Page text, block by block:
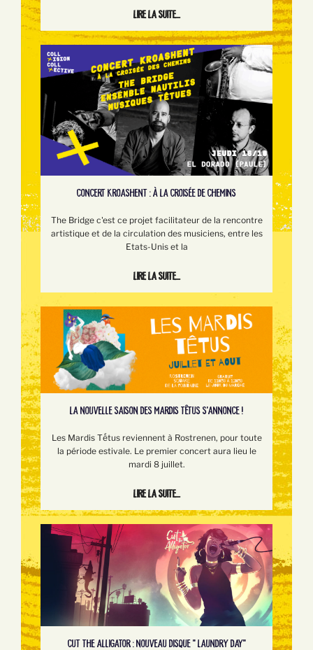
Lire la suite...
CONCERT KROASHENT : À LA CROISÉE DE CHEMINS
The Bridge c'est ce projet facilitateur de la rencontre
artistique et de la circulation des musiciens, entre les
Etats-Unis et la
Lire la suite...
LA NOUVELLE SAISON DES MARDIS TÊTUS S'ANNONCE !
Les Mardis Tếtus reviennent à Rostrenen, pour toute
la période estivale. Le premier concert aura lieu le
mardi 8 juillet.
Lire la suite...
CUT THE ALLIGATOR : NOUVEAU DISQUE " LAUNDRY DAY"